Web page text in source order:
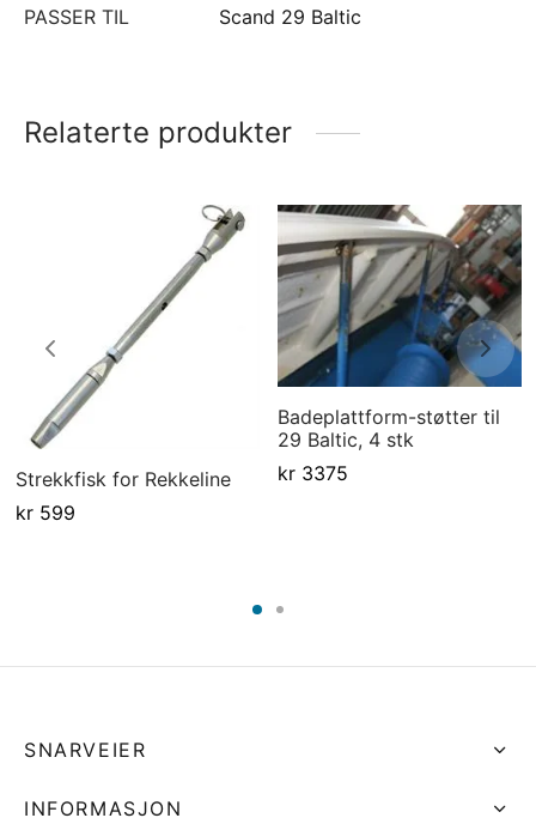
PASSER TIL Scand 29 Baltic
Relaterte produkter
Strekkfisk for Rekkeline
kr599
Badeplattform-støtter til
29 Baltic, 4 stk
kr3375
SNARVEIER
INFORMASJON